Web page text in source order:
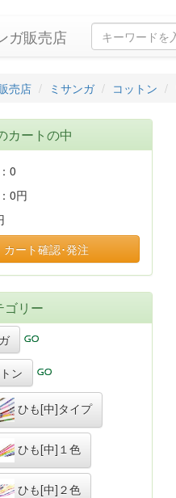
ガ販売店
売店 ミサンガ コットン
カートの中
0
0円
カート確認･発注
ゴリー
ン
ひも[中]タイプ
ひも[中]１色
ひも[中]２色